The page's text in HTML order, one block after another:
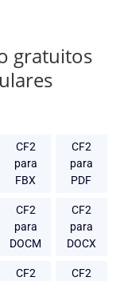
gratuitos
CF2
para
FBX
CF2
para
PDF
CF2
para
DOCM
CF2
para
DOCX
CF2
CF2